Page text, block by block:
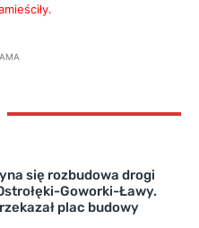
się rozbudowa drogi
Goworki-Ławy.
plac budowy